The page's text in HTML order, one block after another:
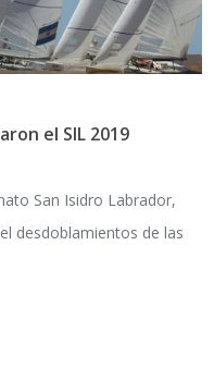
el SIL 2019
San Isidro Labrador,
desdoblamientos de las